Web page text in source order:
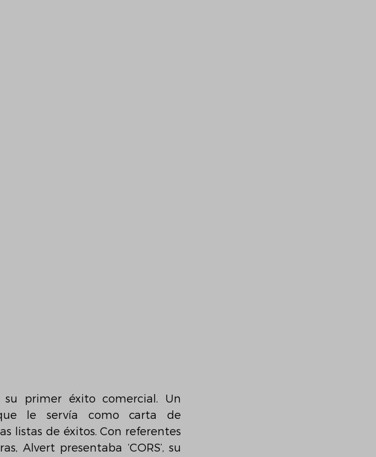
su primer éxito comercial. Un
le servía como carta de
listas de éxitos. Con referentes
Alvert presentaba ‘CORS’, su